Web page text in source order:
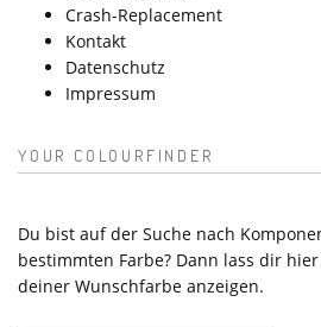
Crash-Replacement
Kontakt
Datenschutz
Impressum
YOUR COLOURFINDER
Du bist auf der Suche nach
bestimmten Farbe? Dann lass dir
deiner Wunschfarbe anzeigen.